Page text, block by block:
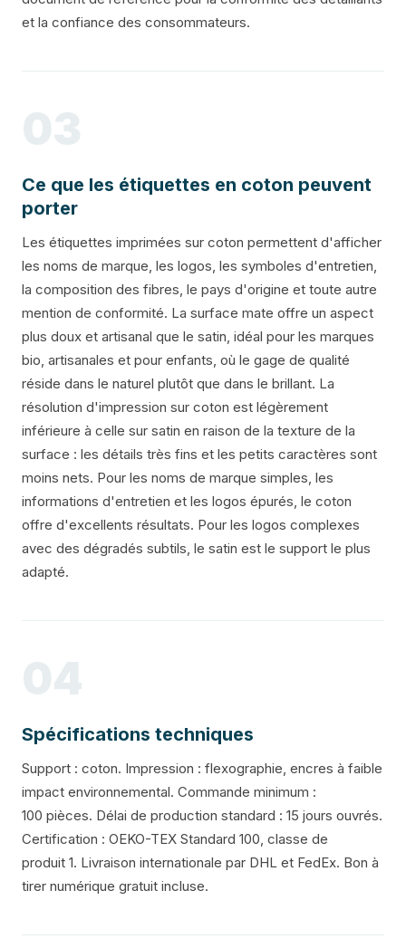
et la confiance des consommateurs.
Ce que les étiquettes en coton peuvent
porter
Les étiquettes imprimées sur coton permettent d'afficher
les noms de marque, les logos, les symboles d'entretien,
la composition des fibres, le pays d'origine et toute autre
mention de conformité. La surface mate offre un aspect
plus doux et artisanal que le satin, idéal pour les marques
bio, artisanales et pour enfants, où le gage de qualité
réside dans le naturel plutôt que dans le brillant. La
résolution d'impression sur coton est légèrement
inférieure à celle sur satin en raison de la texture de la
surface : les détails très fins et les petits caractères sont
moins nets. Pour les noms de marque simples, les
informations d'entretien et les logos épurés, le coton
offre d'excellents résultats. Pour les logos complexes
avec des dégradés subtils, le satin est le support le plus
adapté.
Spécifications techniques
Support : coton. Impression : flexographie, encres à faible
impact environnemental. Commande minimum :
100 pièces. Délai de production standard : 15 jours ouvrés.
Certification : OEKO-TEX Standard 100, classe de
produit 1. Livraison internationale par DHL et FedEx. Bon à
tirer numérique gratuit incluse.